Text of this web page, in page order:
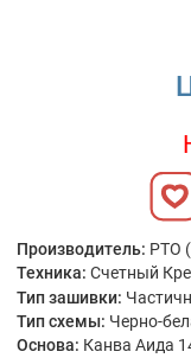
Производитель: РТО
Техника: Счетный
Тип зашивки:
Тип схемы: Черно-
Основа: Канва Аида